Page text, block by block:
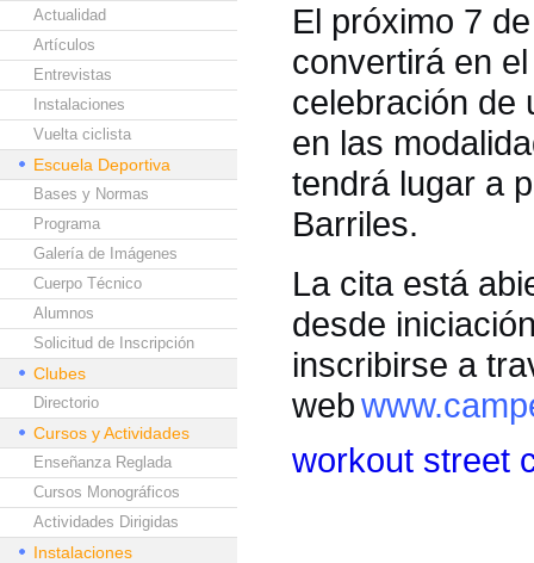
Actualidad
Artículos
Entrevistas
Instalaciones
Vuelta ciclista
Escuela Deportiva
Bases y Normas
Programa
Galería de Imágenes
Cuerpo Técnico
Alumnos
Solicitud de Inscripción
Clubes
Directorio
Cursos y Actividades
Enseñanza Reglada
Cursos Monográficos
Actividades Dirigidas
Instalaciones
El próximo 7
convertirá en
celebración de
en las
tendrá lugar a
Barriles.
La cita está
desde
inscribirse a
web
workout street